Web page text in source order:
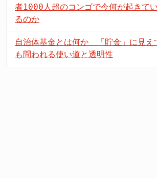
者1000人超のコンゴで今何が起きてい
るのか
自治体基金とは何か 「貯金」に見え
も問われる使い道と透明性